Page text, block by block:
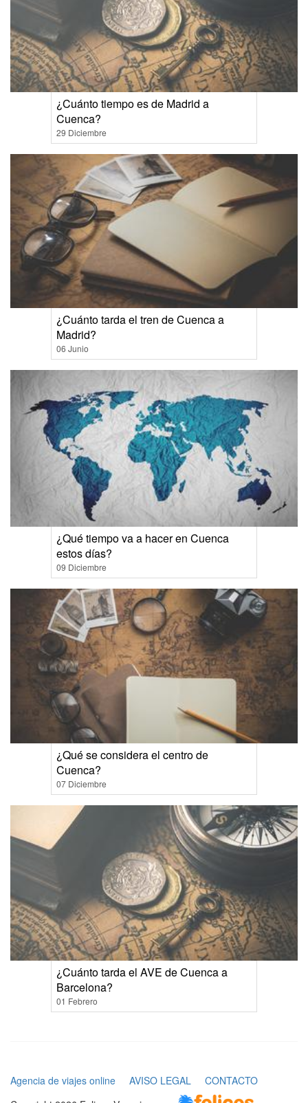
¿Cuánto tiempo es de Madrid a
Cuenca?
29 Diciembre
¿Cuánto tarda el tren de Cuenca a
Madrid?
06 Junio
¿Qué tiempo va a hacer en Cuenca
estos días?
09 Diciembre
¿Qué se considera el centro de
Cuenca?
07 Diciembre
¿Cuánto tarda el AVE de Cuenca a
Barcelona?
01 Febrero
Agencia de viajes online AVISO LEGAL
CONTACTO